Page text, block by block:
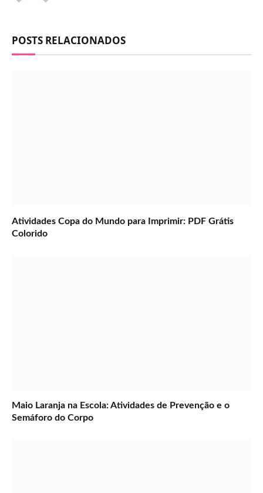
POSTS RELACIONADOS
Atividades Copa do Mundo para Imprimir: PDF Grátis
Colorido
Maio Laranja na Escola: Atividades de Prevenção e o
Semáforo do Corpo